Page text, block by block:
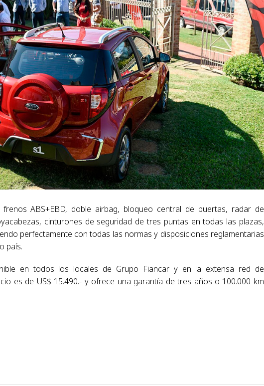
ABS+EBD, doble airbag, bloqueo central de puertas, radar de
cinturones de seguridad de tres puntas en todas las plazas,
perfectamente con todas las normas y disposiciones reglamentarias
país.
en todos los locales de Grupo Fiancar y en la extensa red de
es de US$ 15.490.- y ofrece una garantía de tres años o 100.000 km